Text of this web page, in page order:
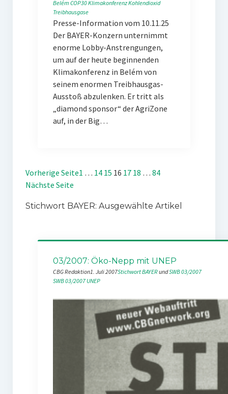
Belém COP30KlimakonferenzKohlendioxid
Treibhausgase
Presse-Information vom 10.11.25
Der BAYER-Konzern unternimmt
enorme Lobby-Anstrengungen,
um auf der heute beginnenden
Klimakonferenz in Belém von
seinem enormen Treibhausgas-
Ausstoß abzulenken. Er tritt als
„diamond sponsor“ der AgriZone
auf, in der Big…
Vorherige Seite1 … 14 15 16 17 18 … 84
Nächste Seite
Stichwort BAYER: Ausgewählte Artikel
03/2007: Öko-Nepp mit UNEP
CBG Redaktion1. Juli 2007Stichwort BAYER und SWB 03/2007
SWB 03/2007 UNEP